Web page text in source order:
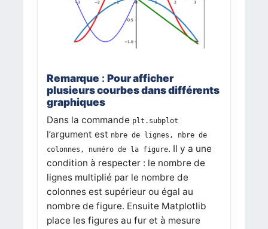
Remarque : Pour afficher
plusieurs courbes dans différents
graphiques
Dans la commande plt.subplot
l’argument est nbre de lignes, nbre de
colonnes,
numéro de la figure. Il y a une
condition à respecter : le nombre de
lignes multiplié par le nombre de
colonnes est supérieur ou égal au
nombre de figure. Ensuite Matplotlib
place les figures au fur et à mesure